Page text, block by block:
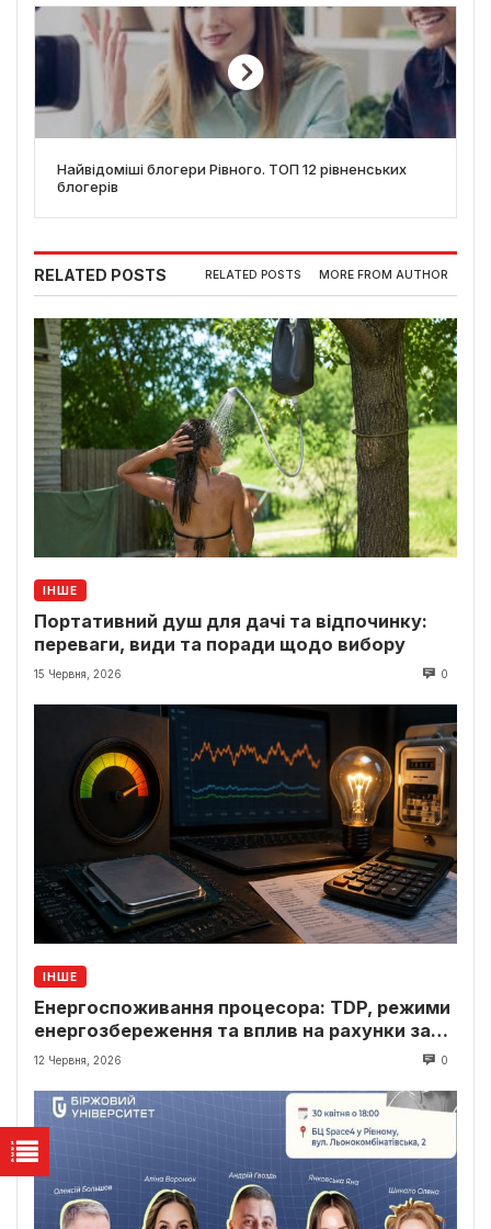
Найвідоміші блогери Рівного. ТОП 12 рівненських
блогерів
RELATED POSTS RELATED POSTS MORE FROM AUTHOR
ІНШЕ
Портативний душ для дачі та відпочинку:
переваги, види та поради щодо вибору
15 Червня, 2026 0
ІНШЕ
Енергоспоживання процесора: TDP, режими
енергозбереження та вплив на рахунки за
світло
12 Червня, 2026 0